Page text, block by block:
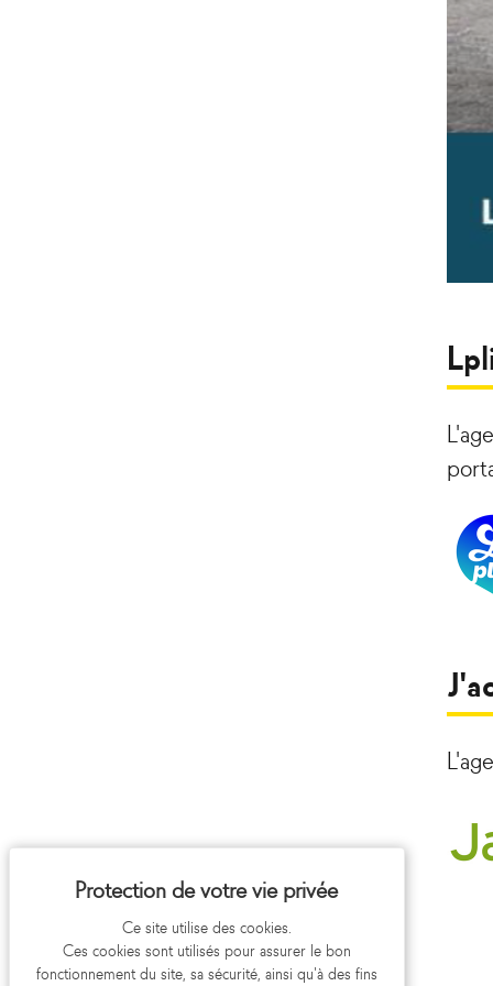
Ce site utilise des cookies.
Ces cookies sont utilisés pour assurer le bon
fonctionnement du site, sa sécurité, ainsi qu'à des fins